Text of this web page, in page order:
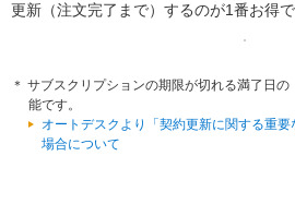
更新（注文完了まで）するのが1番お得で
＊ サブスクリプションの期限が切れる満了日
能です。
オートデスクより「契約更新に関する重
場合について